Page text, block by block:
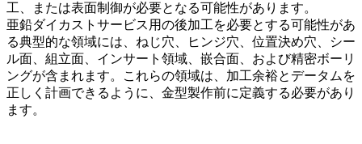
工、または表面制御が必要となる可能性があります。
亜鉛ダイカストサービス用の後加工を必要とする可能性があ
る典型的な領域には、ねじ穴、ヒンジ穴、位置決め穴、シー
ル面、組立面、インサート領域、嵌合面、および精密ボーリ
ングが含まれます。これらの領域は、加工余裕とデータムを
正しく計画できるように、金型製作前に定義する必要があり
ます。